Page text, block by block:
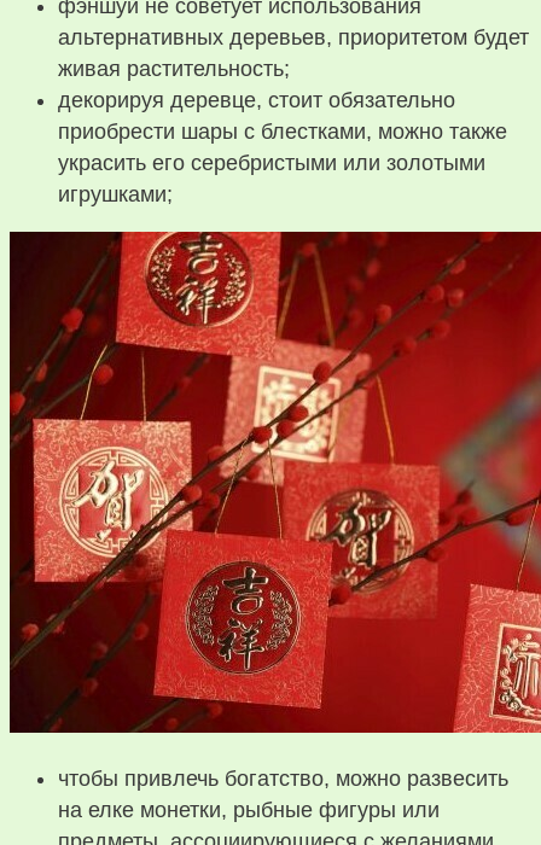
фэншуй не советует использования
альтернативных деревьев, приоритетом будет
живая растительность;
декорируя деревце, стоит обязательно
приобрести шары с блестками, можно также
украсить его серебристыми или золотыми
игрушками;
чтобы привлечь богатство, можно развесить
на елке монетки, рыбные фигуры или